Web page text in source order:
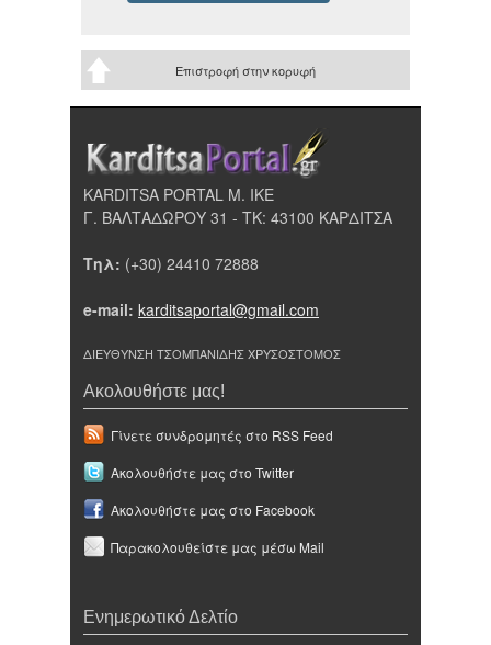
Επιστροφή στην κορυφή
KARDITSA PORTAL Μ. ΙΚΕ
Γ. ΒΑΛΤΑΔΩΡΟΥ 31 - ΤΚ: 43100 ΚΑΡΔΙΤΣΑ
Τηλ: (+30) 24410 72888
e-mail: karditsaportal@gmail.com
ΔΙΕΥΘΥΝΣΗ ΤΣΟΜΠΑΝΙΔΗΣ ΧΡΥΣΟΣΤΟΜΟΣ
Ακολουθήστε μας!
Γίνετε συνδρομητές στο RSS Feed
Ακολουθήστε μας στο Twitter
Ακολουθήστε μας στο Facebook
Παρακολουθείστε μας μέσω Mail
Ενημερωτικό Δελτίο